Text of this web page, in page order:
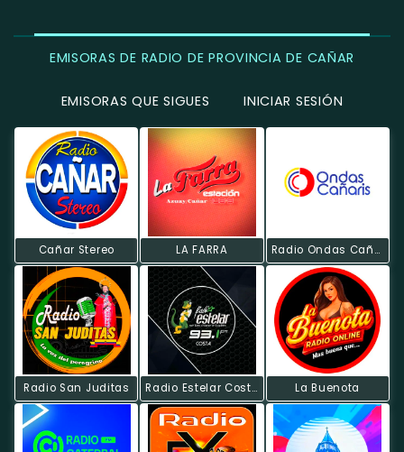
EMISORAS DE RADIO DE PROVINCIA DE CAÑAR
EMISORAS QUE SIGUES INICIAR SESIÓN
Cañar Stereo LA FARRA Radio Ondas Cañaris FM
Radio San Juditas Radio Estelar Costa La Buenota